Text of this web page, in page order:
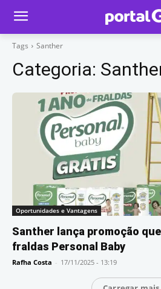
Tags Santher
Categoria:
Oportunidades e Vantagens
Santher lança promoção
fraldas Personal Baby
Rafha Costa - 17/11/2025 - 13:19